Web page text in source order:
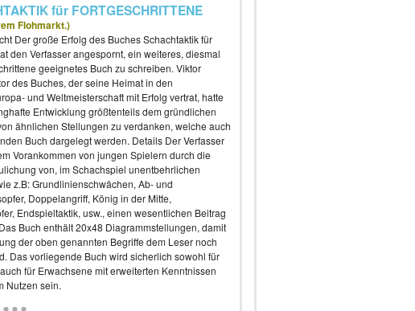
für FORTGESCHRITTENE
Flohmarkt.)
Der große Erfolg des Buches Schachtaktik für
den Verfasser angespornt, ein weiteres, diesmal
geeignetes Buch zu schreiben. Viktor
des Buches, der seine Heimat in den
und Weltmeisterschaft mit Erfolg vertrat, hatte
Entwicklung größtenteils dem gründlichen
ähnlichen Stellungen zu verdanken, welche auch
Buch dargelegt werden. Details Der Verfasser
Vorankommen von jungen Spielern durch die
von, im Schachspiel unentbehrlichen
z.B: Grundlinienschwächen, Ab- und
Doppelangriff, König in der Mitte,
Endspieltaktik, usw., einen wesentlichen Beitrag
Buch enthält 20x48 Diagrammstellungen, damit
der oben genannten Begriffe dem Leser noch
Das vorliegende Buch wird sicherlich sowohl für
für Erwachsene mit erweiterten Kenntnissen
Nutzen sein.